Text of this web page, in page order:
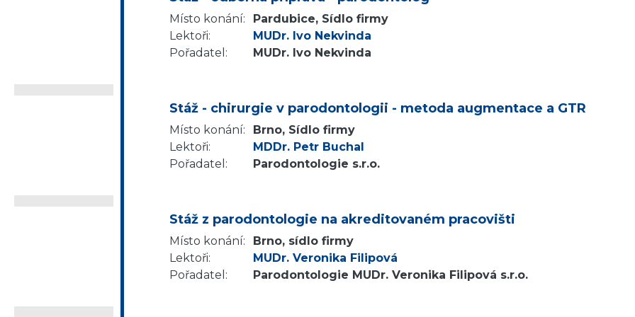
Místo konání:
Pardubice, Sídlo firmy
Lektoři:
MUDr. Ivo Nekvinda
Pořadatel:
MUDr. Ivo Nekvinda
Stáž - chirurgie v parodontologii - metoda augmentace a GTR
Místo konání:
Brno, Sídlo firmy
Lektoři:
MDDr. Petr Buchal
Pořadatel:
Parodontologie s.r.o.
Stáž z parodontologie na akreditovaném pracovišti
Místo konání:
Brno, sídlo firmy
Lektoři:
MUDr. Veronika Filipová
Pořadatel:
Parodontologie MUDr. Veronika Filipová s.r.o.